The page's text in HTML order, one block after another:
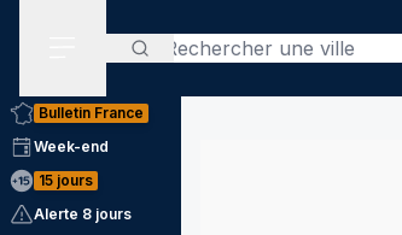
Rechercher
Bulletin France
Week-end
15 jours
Alerte 8 jours